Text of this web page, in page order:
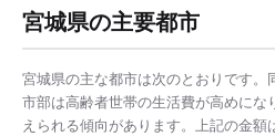
宮城県の主要都市
宮城県の主な都市は次のとおりです。
市部は高齢者世帯の生活費が高めにな
えられる傾向があります。上記の金